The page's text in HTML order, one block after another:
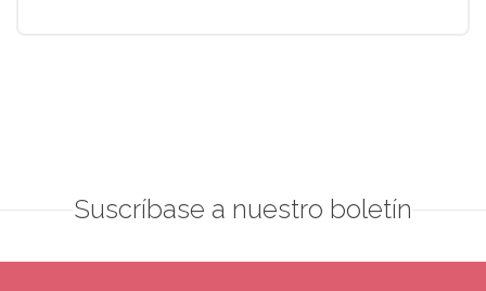
Suscríbase a nuestro boletín